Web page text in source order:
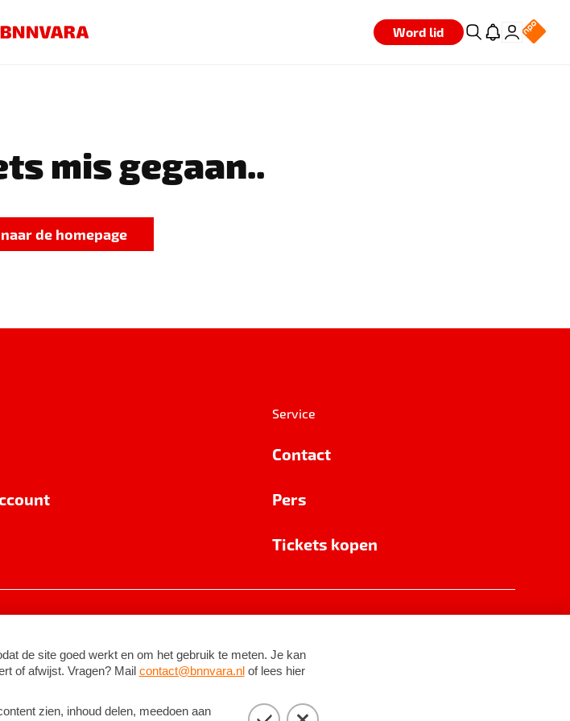
Word lid
mis gegaan..
de homepage
Service
Contact
Pers
Tickets kopen
BNNVARA